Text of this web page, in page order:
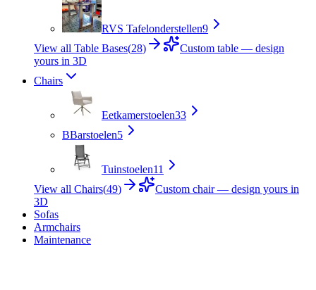
RVS Tafelonderstellen9
View all Table Bases(28)
Custom table — design
yours in 3D
Chairs
Eetkamerstoelen33
BBarstoelen5
Tuinstoelen11
View all Chairs(49)
Custom chair — design yours in
3D
Sofas
Armchairs
Maintenance